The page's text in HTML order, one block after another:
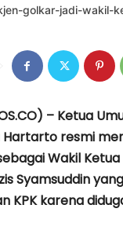
golkar-jadi-wakil-
– Ketua
resmi
Wakil Ketua
Syamsuddin
KPK karena